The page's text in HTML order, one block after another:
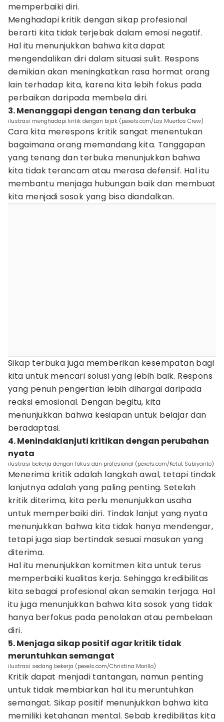
memperbaiki diri.
Menghadapi kritik dengan sikap profesional
berarti kita tidak terjebak dalam emosi negatif.
Hal itu menunjukkan bahwa kita dapat
mengendalikan diri dalam situasi sulit. Respons
demikian akan meningkatkan rasa hormat orang
lain terhadap kita, karena kita lebih fokus pada
perbaikan daripada membela diri.
3. Menanggapi dengan tenang dan terbuka
ilustrasi menghadapi kritik dengan bijak (pexels.com/Los Muertos Crew)
Cara kita merespons kritik sangat menentukan
bagaimana orang memandang kita. Tanggapan
yang tenang dan terbuka menunjukkan bahwa
kita tidak terancam atau merasa defensif. Hal itu
membantu menjaga hubungan baik dan membuat
kita menjadi sosok yang bisa diandalkan.
Sikap terbuka juga memberikan kesempatan bagi
kita untuk mencari solusi yang lebih baik. Respons
yang penuh pengertian lebih dihargai daripada
reaksi emosional. Dengan begitu, kita
menunjukkan bahwa kesiapan untuk belajar dan
beradaptasi.
4. Menindaklanjuti kritikan dengan perubahan
nyata
ilustrasi bekerja dengan fokus dan profesional (pexels.com/Ketut Subiyanto)
Menerima kritik adalah langkah awal, tetapi tindak
lanjutnya adalah yang paling penting. Setelah
kritik diterima, kita perlu menunjukkan usaha
untuk memperbaiki diri. Tindak lanjut yang nyata
menunjukkan bahwa kita tidak hanya mendengar,
tetapi juga siap bertindak sesuai masukan yang
diterima.
Hal itu menunjukkan komitmen kita untuk terus
memperbaiki kualitas kerja. Sehingga kredibilitas
kita sebagai profesional akan semakin terjaga. Hal
itu juga menunjukkan bahwa kita sosok yang tidak
hanya berfokus pada penolakan atau pembelaan
diri.
5. Menjaga sikap positif agar kritik tidak
meruntuhkan semangat
ilustrasi sedang bekerja (pexels.com/Christina Morillo)
Kritik dapat menjadi tantangan, namun penting
untuk tidak membiarkan hal itu meruntuhkan
semangat. Sikap positif menunjukkan bahwa kita
memiliki ketahanan mental. Sebab kredibilitas kita